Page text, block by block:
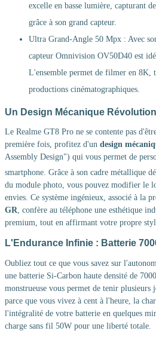
excelle en basse lumière, capturant
grâce à son grand capteur.
Ultra Grand-Angle 50 Mpx : Avec
capteur Omnivision OV50D40 est
L'ensemble permet de filmer en 8K,
productions cinématographiques.
Un Design Mécanique
Le Realme GT8 Pro ne se contente pas
première fois, profitez d'un design
Assembly Design") qui vous permet de
smartphone. Grâce à son cadre métallique
du module photo, vous pouvez modifier le
envies. Ce système ingénieux, associé à la
GR, confère au téléphone une esthétique
premium, tout en affirmant votre propre
L'Endurance Infinie : Batterie
Oubliez tout ce que vous savez sur
une batterie Si-Carbon haute densité de
monstrueuse vous permet de tenir
parce que vous vivez à cent à l'heure, la
l'intégralité de votre batterie en quelques
charge sans fil 50W pour une liberté totale.